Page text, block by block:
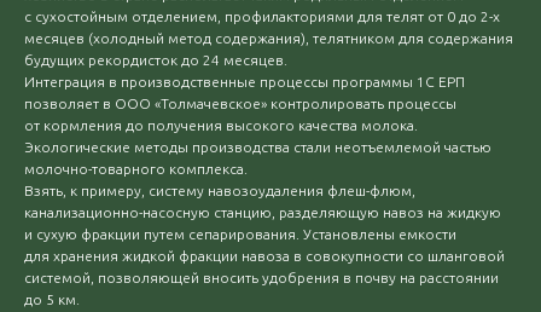
с сухостойным отделением, профилакториями для телят от 0 до 2-х
месяцев (холодный метод содержания), телятником для содержания
будущих рекордисток до 24 месяцев.
Интеграция в производственные процессы программы 1С ЕРП
позволяет в ООО «Толмачевское» контролировать процессы
от кормления до получения высокого качества молока.
Экологические методы производства стали неотъемлемой частью
молочно-товарного комплекса.
Взять, к примеру, систему навозоудаления флеш-флюм,
канализационно-насосную станцию, разделяющую навоз на жидкую
и сухую фракции путем сепарирования. Установлены емкости
для хранения жидкой фракции навоза в совокупности со шланговой
системой, позволяющей вносить удобрения в почву на расстоянии
до 5 км.